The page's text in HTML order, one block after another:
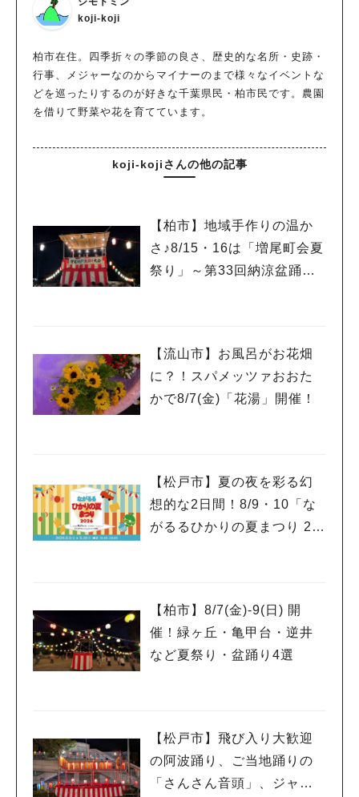
koji-koji
柏市在住。四季折々の季節の良さ、歴史的な名所・史跡・
行事、メジャーなのからマイナーのまで様々なイベントな
どを巡ったりするのが好きな千葉県民・柏市民です。農園
を借りて野菜や花を育てています。
koji-kojiさんの他の記事
【柏市】地域手作りの温か
さ♪8/15・16は「増尾町会夏
祭り」～第33回納涼盆踊り
【流山市】お風呂がお花畑
に？！スパメッツァおおた
かで8/7(金)「花湯」開催！
【松戸市】夏の夜を彩る幻
想的な2日間！8/9・10「な
がるるひかりの夏まつり 20
【柏市】8/7(金)‐9(日) 開
催！緑ヶ丘・亀甲台・逆井
など夏祭り・盆踊り4選
【松戸市】飛び入り大歓迎
の阿波踊り、ご当地踊りの
「さんさん音頭」、ジャ